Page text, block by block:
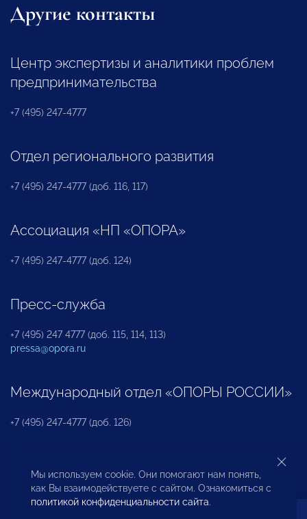
Другие контакты
Центр экспертизы и аналитики проблем
предпринимательства
+7 (495) 247-4777
Отдел регионального развития
+7 (495) 247-4777 (доб. 116, 117)
Ассоциация «НП «ОПОРА»
+7 (495) 247-4777 (доб. 124)
Пресс-служба
+7 (495) 247 4777 (доб. 115, 114, 113)
pressa@opora.ru
Международный отдел «ОПОРЫ РОССИИ»
+7 (495) 247-4777 (доб. 126)
Бюро по защите прав предпринимателей и
инвесторов
Мы используем cookie. Они помогают нам понять,
как Вы взаимодействуете с сайтом. Ознакомиться с
политикой конфиденциальности сайта.